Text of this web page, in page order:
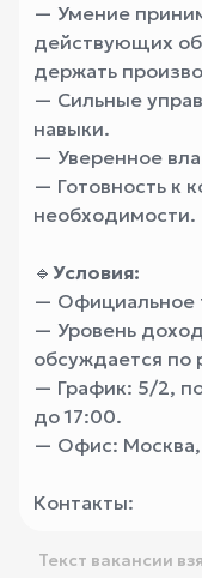
— Умение
действующих
держать
— Сильные
навыки.
— Уверенное
— Готовность к
необходимости.
🔹 Условия:
— Официальное
— Уровень
обсуждается по
— График: 5/2,
до 17:00.
— Офис: Москва,
Контакты:
Текст вакансии